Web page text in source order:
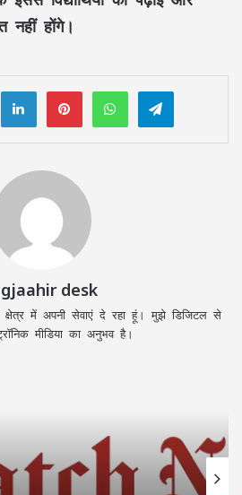
नहीं होंगे।
LinkedInPinterestWhatsAppTelegram
desk
क्षेत्र में अपनी सेवाएं दे रहा हूं। मुझे डिजिटल से
मीडिया का अनुभव है।